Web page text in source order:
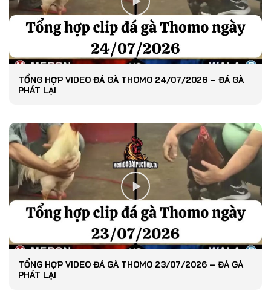
TỔNG HỢP VIDEO ĐÁ GÀ THOMO 24/07/2026 – ĐÁ GÀ
PHÁT LẠI
TỔNG HỢP VIDEO ĐÁ GÀ THOMO 23/07/2026 – ĐÁ GÀ
PHÁT LẠI